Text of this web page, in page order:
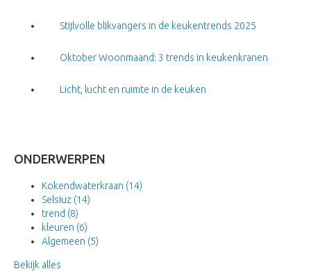
Stijlvolle blikvangers in de keukentrends 2025
Oktober Woonmaand: 3 trends in keukenkranen
Licht, lucht en ruimte in de keuken
ONDERWERPEN
Kokendwaterkraan (14)
Selsiuz (14)
trend (8)
kleuren (6)
Algemeen (5)
Bekijk alles